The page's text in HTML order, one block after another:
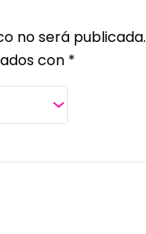
no será publicada.
con *